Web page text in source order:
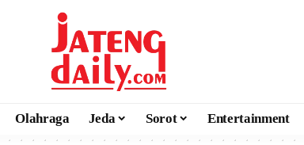
Olahraga Jeda Sorot Entertainment